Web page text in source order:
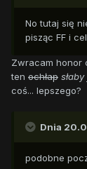
No tutaj się
pisząc FF i
Zwracam honor
ten ochłap
coś... lepszego?
Dnia
podobne